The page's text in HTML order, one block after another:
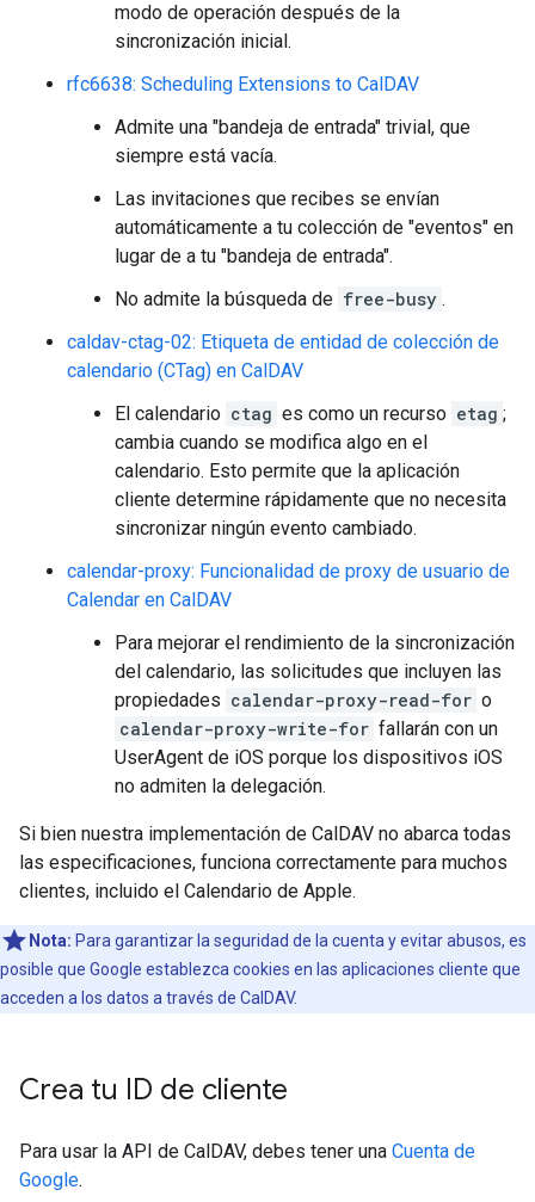
modo de operación después de la
sincronización inicial.
rfc6638: Scheduling Extensions to CalDAV
Admite una "bandeja de entrada" trivial, que
siempre está vacía.
Las invitaciones que recibes se envían
automáticamente a tu colección de "eventos" en
lugar de a tu "bandeja de entrada".
No admite la búsqueda de free-busy .
caldav-ctag-02: Etiqueta de entidad de colección de
calendario (CTag) en CalDAV
El calendario ctag es como un recurso etag ;
cambia cuando se modifica algo en el
calendario. Esto permite que la aplicación
cliente determine rápidamente que no necesita
sincronizar ningún evento cambiado.
calendar-proxy: Funcionalidad de proxy de usuario de
Calendar en CalDAV
Para mejorar el rendimiento de la sincronización
del calendario, las solicitudes que incluyen las
propiedades calendar-proxy-read-for o
calendar-proxy-write-for fallarán con un
UserAgent de iOS porque los dispositivos iOS
no admiten la delegación.
Si bien nuestra implementación de CalDAV no abarca todas
las especificaciones, funciona correctamente para muchos
clientes, incluido el Calendario de Apple.
Nota: Para garantizar la seguridad de la cuenta y evitar abusos, es
posible que Google establezca cookies en las aplicaciones cliente que
acceden a los datos a través de CalDAV.
Crea tu ID de cliente
Para usar la API de CalDAV, debes tener una Cuenta de
Google.